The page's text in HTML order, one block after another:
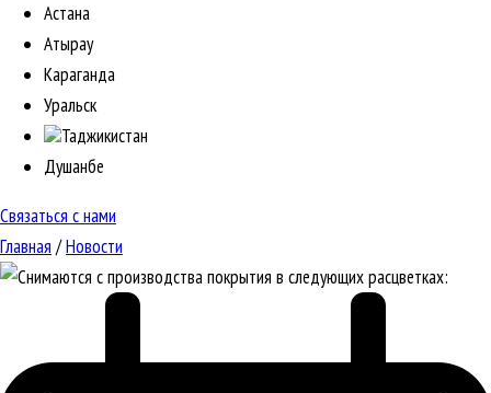
Астана
Атырау
Караганда
Уральск
Таджикистан
Душанбе
Связаться с нами
Главная /Новости